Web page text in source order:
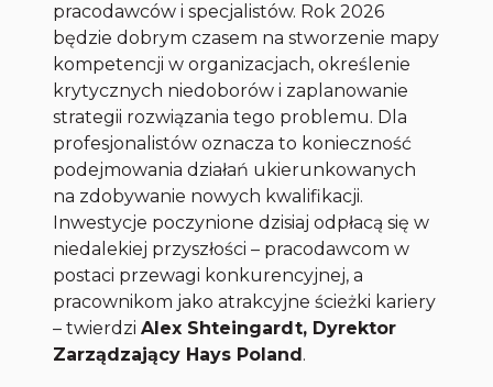
pracodawców i specjalistów. Rok 2026
będzie dobrym czasem na stworzenie mapy
kompetencji w organizacjach, określenie
krytycznych niedoborów i zaplanowanie
strategii rozwiązania tego problemu. Dla
profesjonalistów oznacza to konieczność
podejmowania działań ukierunkowanych
na zdobywanie nowych kwalifikacji.
Inwestycje poczynione dzisiaj odpłacą się w
niedalekiej przyszłości – pracodawcom w
postaci przewagi konkurencyjnej, a
pracownikom jako atrakcyjne ścieżki kariery
– twierdziAlex Shteingardt, Dyrektor
Zarządzający Hays Poland .